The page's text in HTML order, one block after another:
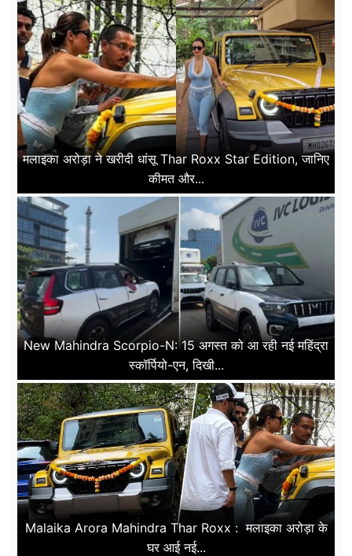
मलाइका अरोड़ा ने खरीदी धांसू Thar Roxx Star Edition, जानिए
कीमत और...
New Mahindra Scorpio-N: 15 अगस्त को आ रही नई महिंद्रा
स्कॉर्पियो-एन, दिखी...
Malaika Arora Mahindra Thar Roxx : मलाइका अरोड़ा के
घर आई नई...